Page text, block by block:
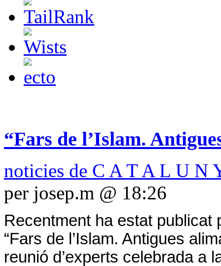
“Fars de l’Islam.
noticies de C A T A L U N
per josep.m @ 18:26
Recentment ha estat publicat
“Fars de l’Islam. Antigues
reunió d’experts celebrada a